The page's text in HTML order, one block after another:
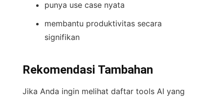
punya use case nyata
membantu produktivitas secara
signifikan
Rekomendasi Tambahan
Jika Anda ingin melihat daftar tools AI yang